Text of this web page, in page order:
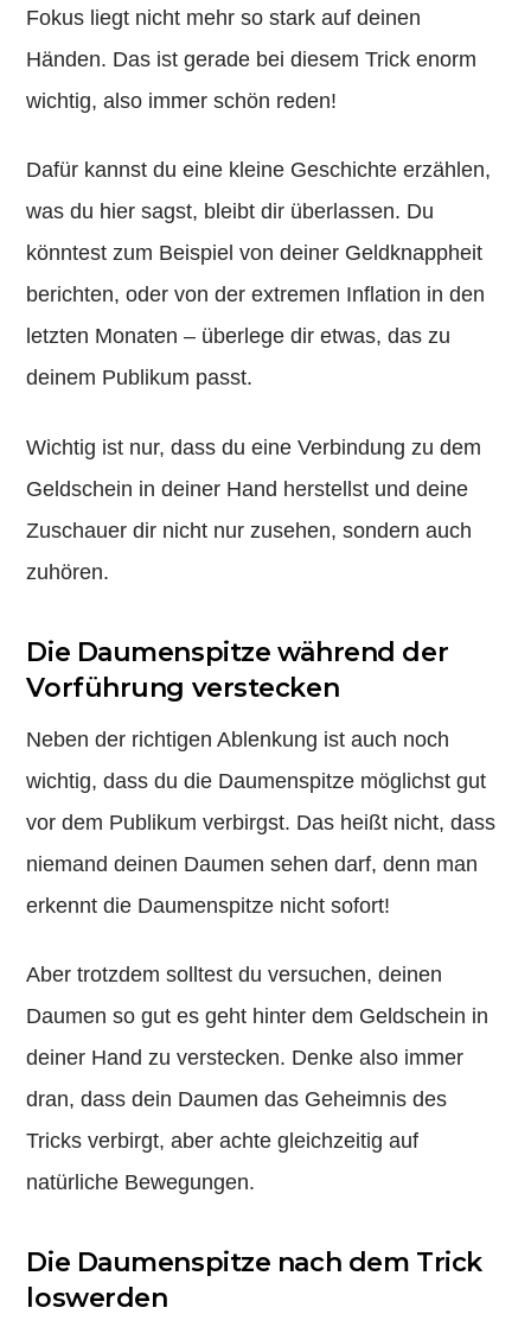
Fokus liegt nicht mehr so stark auf deinen
Händen. Das ist gerade bei diesem Trick enorm
wichtig, also immer schön reden!
Dafür kannst du eine kleine Geschichte erzählen,
was du hier sagst, bleibt dir überlassen. Du
könntest zum Beispiel von deiner Geldknappheit
berichten, oder von der extremen Inflation in den
letzten Monaten – überlege dir etwas, das zu
deinem Publikum passt.
Wichtig ist nur, dass du eine Verbindung zu dem
Geldschein in deiner Hand herstellst und deine
Zuschauer dir nicht nur zusehen, sondern auch
zuhören.
Die Daumenspitze während der
Vorführung verstecken
Neben der richtigen Ablenkung ist auch noch
wichtig, dass du die Daumenspitze möglichst gut
vor dem Publikum verbirgst. Das heißt nicht, dass
niemand deinen Daumen sehen darf, denn man
erkennt die Daumenspitze nicht sofort!
Aber trotzdem solltest du versuchen, deinen
Daumen so gut es geht hinter dem Geldschein in
deiner Hand zu verstecken. Denke also immer
dran, dass dein Daumen das Geheimnis des
Tricks verbirgt, aber achte gleichzeitig auf
natürliche Bewegungen.
Die Daumenspitze nach dem Trick
loswerden